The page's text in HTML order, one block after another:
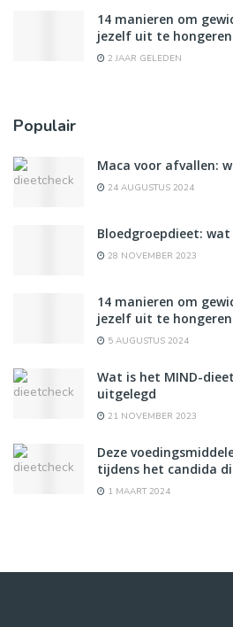
14 manieren om
jezelf uit te hongeren
2 JAAR GELEDEN
Populair
Maca voor afvallen:
24 AUGUSTUS 2024
Bloedgroepdieet:
28 NOVEMBER 2023
14 manieren om
jezelf uit te hongeren
5 AUGUSTUS 2024
Wat is het MIND-
uitgelegd
21 NOVEMBER 2023
Deze
tijdens het candida
1 MAART 2024